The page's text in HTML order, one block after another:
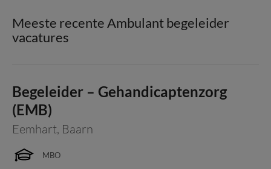
Meeste recente Ambulant begeleider
vacatures
Begeleider – Gehandicaptenzorg
(EMB)
Eemhart, Baarn
MBO